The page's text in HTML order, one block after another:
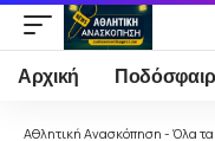
Αρχική
Αθλητική Ανασκόπηση - Όλα τα